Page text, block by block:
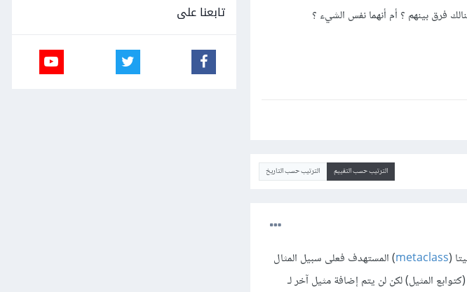
الترتيب حسب التقييم الترتيب حسب التاريخ
metaclass) المستهدف فعلى سبيل المثال
إذا قمت باستدعاء obj.extend(Mod) سوف يأخذ obj توابع Mod (كتوابع المثيل) لكن لن يتم إضافة مثيل آخر لـ
تابعنا على